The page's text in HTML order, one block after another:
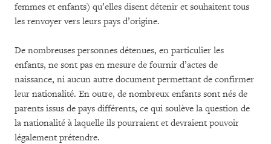
femmes et enfants) qu’elles disent détenir et souhaitent tous
les renvoyer vers leurs pays d’origine.
De nombreuses personnes détenues, en particulier les
enfants, ne sont pas en mesure de fournir d’actes de
naissance, ni aucun autre document permettant de confirmer
leur nationalité. En outre, de nombreux enfants sont nés de
parents issus de pays différents, ce qui soulève la question de
la nationalité à laquelle ils pourraient et devraient pouvoir
légalement prétendre.